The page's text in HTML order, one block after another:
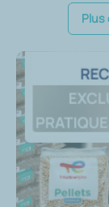
Plus